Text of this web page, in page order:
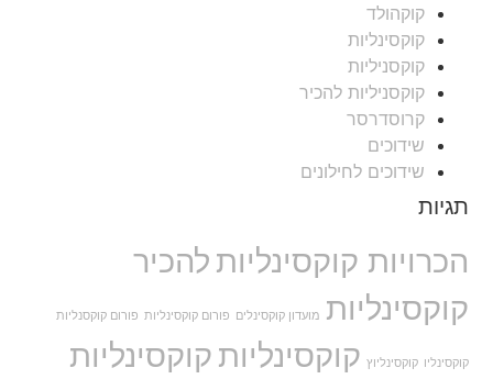
קוקהולד
קוקסינליות
קוקסניליות
קוקסניליות להכיר
קרוסדרסר
שידוכים
שידוכים לחילונים
תגיות
הכרויות קוקסינליות להכיר
קוקסינליות מועדון קוקסינלים פורום קוקסינליות פורום קוקסנליות
קוקסינליו קוקסינליוץ קוקסינליות קוקסינליות